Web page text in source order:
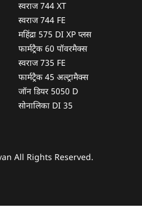
स्वराज 744 XT
स्वराज 744 FE
महिंद्रा 575 DI XP प्लस
फार्मट्रैक 60 पॉवरमैक्स
स्वराज 735 FE
फार्मट्रैक 45 अल्ट्रामैक्स
जॉन डियर 5050 D
सोनालिका DI 35
All Rights Reserved.